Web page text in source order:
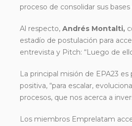
proceso de consolidar sus
Al respecto, Andrés Montalti,
estadío de postulación para
entrevista y Pitch: “Luego de
La principal misión de EPA23
positiva, “para escalar,
procesos, que nos acerca a
Los miembros Emprelatam